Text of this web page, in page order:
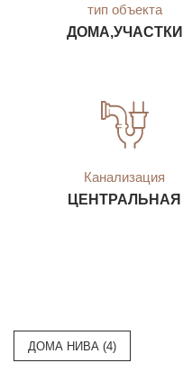
тип объекта
ДОМА,УЧАСТКИ
Канализация
ЦЕНТРАЛЬНАЯ
ДОМА НИВА (4)